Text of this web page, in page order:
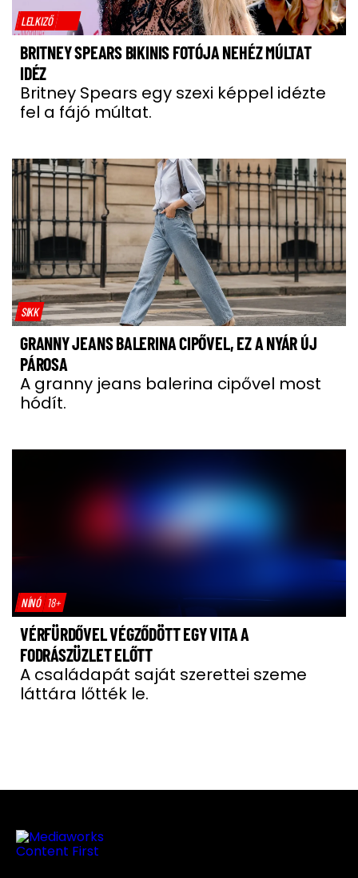
LELKIZŐ
BRITNEY SPEARS BIKINIS FOTÓJA NEHÉZ MÚLTAT
IDÉZ
Britney Spears egy szexi képpel idézte
fel a fájó múltat.
SIKK
GRANNY JEANS BALERINA CIPŐVEL, EZ A NYÁR ÚJ
PÁROSA
A granny jeans balerina cipővel most
hódít.
NÍNÓ 18+
VÉRFÜRDŐVEL VÉGZŐDÖTT EGY VITA A
FODRÁSZÜZLET ELŐTT
A családapát saját szerettei szeme
láttára lőtték le.